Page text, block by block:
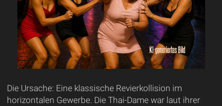
Die Ursache: Eine klassische Revierkollision im
horizontalen Gewerbe. Die Thai-Dame war laut ihrer